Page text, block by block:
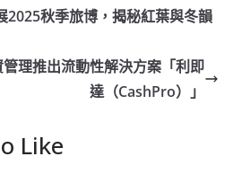
秋季旅博，揭秘紅葉與冬韻
理推出流動性解決方案「利即
達（CashPro）」
Like